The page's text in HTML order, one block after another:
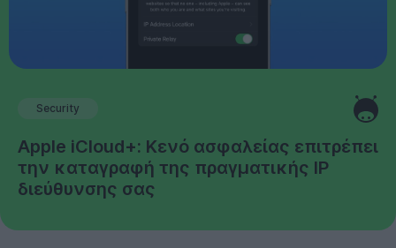
Security
Apple iCloud+: Κενό ασφαλείας επιτρέπει
την καταγραφή της πραγματικής IP
διεύθυνσης σας